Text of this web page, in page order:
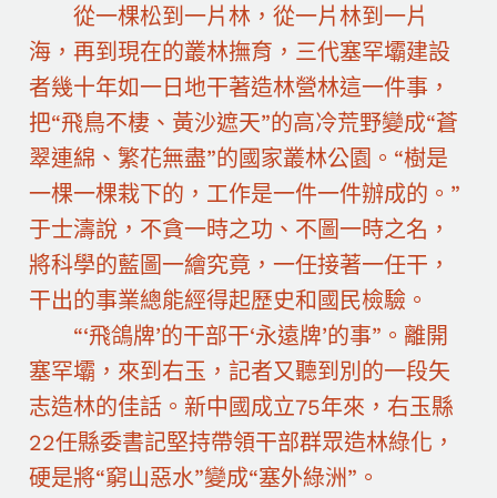
從一棵松到一片林，從一片林到一片
海，再到現在的叢林撫育，三代塞罕壩建設
者幾十年如一日地干著造林營林這一件事，
把“飛鳥不棲、黃沙遮天”的高冷荒野變成“蒼
翠連綿、繁花無盡”的國家叢林公園。“樹是
一棵一棵栽下的，工作是一件一件辦成的。”
于士濤說，不貪一時之功、不圖一時之名，
將科學的藍圖一繪究竟，一任接著一任干，
干出的事業總能經得起歷史和國民檢驗。
“‘飛鴿牌’的干部干‘永遠牌’的事”。離開
塞罕壩，來到右玉，記者又聽到別的一段矢
志造林的佳話。新中國成立75年來，右玉縣
22任縣委書記堅持帶領干部群眾造林綠化，
硬是將“窮山惡水”變成“塞外綠洲”。